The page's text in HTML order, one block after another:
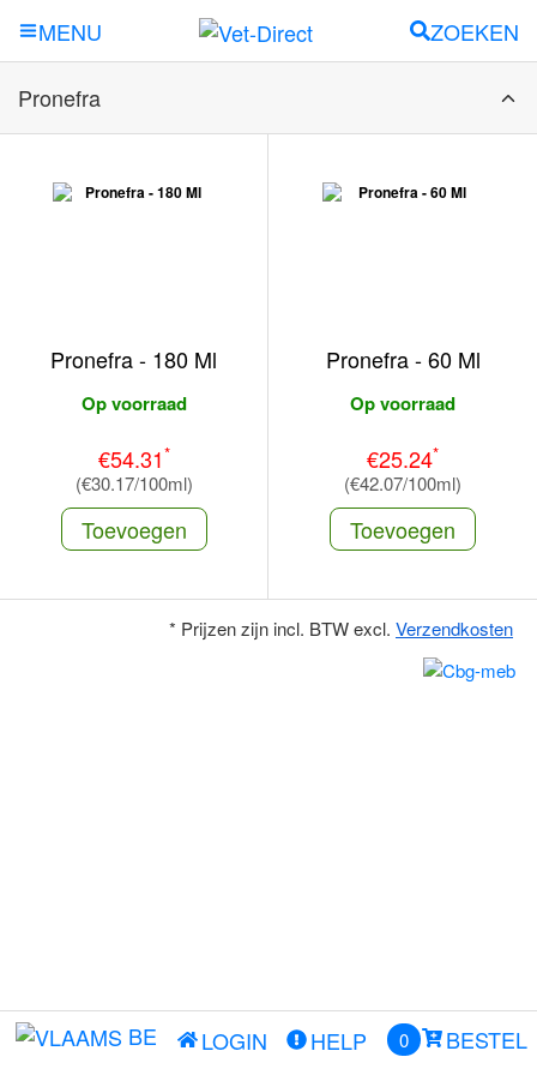
MENU ZOEKEN
Pronefra
Pronefra - 180 Ml
Op voorraad
€54.31*
(€30.17/100ml)
Toevoegen
Pronefra - 60 Ml
Op voorraad
€25.24*
(€42.07/100ml)
Toevoegen
* Prijzen zijn incl. BTW excl. Verzendkosten
BE LOGIN HELP 0 BESTEL